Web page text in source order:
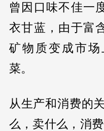
曾因口味不佳一
衣甘蓝，由于富
矿物质变成市
菜。
从生产和消费的
么，卖什么，消